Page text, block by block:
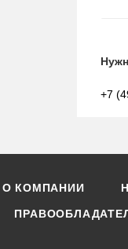
+7
О КОМПАНИИ